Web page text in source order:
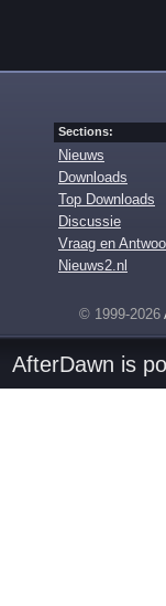
Sections:
Nieuws
Downloads
Top Downloads
Discussie
Vraag en
Nieuws2.nl
© 1999-2026
AfterDawn is